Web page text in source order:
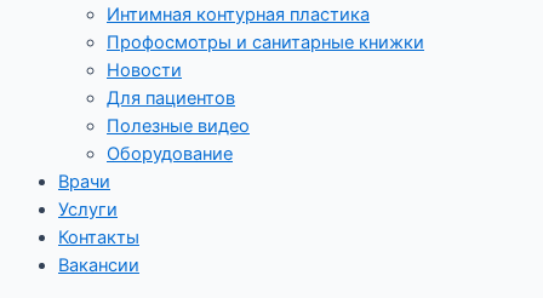
Интимная контурная пластика
Профосмотры и санитарные книжки
Новости
Для пациентов
Полезные видео
Оборудование
Врачи
Услуги
Контакты
Вакансии